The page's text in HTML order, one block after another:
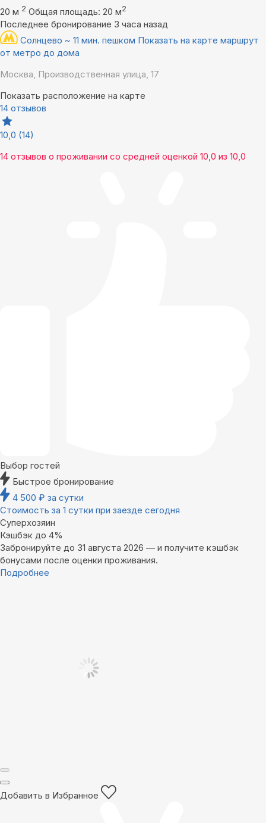
20 м 2 Общая площадь: 20 м2
Последнее бронирование 3 часа назад
Солнцево ~ 11 мин. пешком Показать на карте маршрут
от метро до дома
Москва, Производственная улица, 17
Показать расположение на карте
14 отзывов
10,0 (14)
14 отзывов о проживании со средней оценкой 10,0 из 10,0
Выбор гостей
Быстрое бронирование
4 500 ₽ за сутки
Стоимость за 1 сутки при заезде сегодня
Суперхозяин
Кэшбэк до 4%
Забронируйте до 31 августа 2026 — и получите кэшбэк
бонусами после оценки проживания.
Подробнее
Добавить в Избранное